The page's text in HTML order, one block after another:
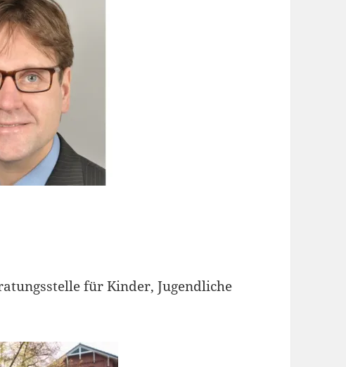
für Kinder, Jugendliche